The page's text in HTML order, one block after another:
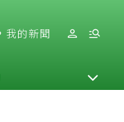
我的新聞